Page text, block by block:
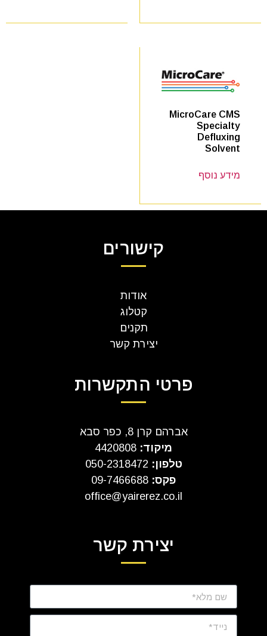
MicroCare CMS
Specialty
Defluxing
Solvent
מידע נוסף
קישורים
אודות
קטלוג
תקנים
יצירת קשר
פרטי התקשרות
אברהם קרן 8, כפר סבא
מיקוד:
טלפון:
פקס: 09-7466688
office@yairerez.co.il
יצירת קשר